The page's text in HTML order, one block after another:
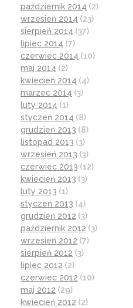
październik 2014 (2)
wrzesień 2014 (23)
sierpień 2014 (37)
lipiec 2014 (7)
czerwiec 2014 (10)
maj 2014 (2)
kwiecień 2014 (4)
marzec 2014 (3)
luty 2014 (1)
styczeń 2014 (8)
grudzień 2013 (8)
listopad 2013 (3)
wrzesień 2013 (3)
czerwiec 2013 (12)
kwiecień 2013 (3)
luty 2013 (1)
styczeń 2013 (4)
grudzień 2012 (3)
październik 2012 (3)
wrzesień 2012 (7)
sierpień 2012 (3)
lipiec 2012 (2)
czerwiec 2012 (10)
maj 2012 (29)
kwiecień 2012 (2)